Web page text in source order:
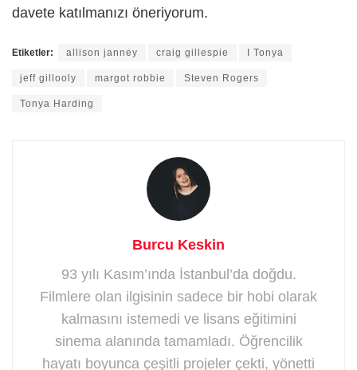
davete katılmanızı öneriyorum.
Etiketler: allison janney craig gillespie I Tonya
jeff gillooly margot robbie Steven Rogers
Tonya Harding
Burcu Keskin
93 yılı Kasım’ında İstanbul’da doğdu.
Filmlere olan ilgisinin sadece bir hobi olarak
kalmasını istemedi ve lisans eğitimini
sinema alanında tamamladı. Öğrencilik
hayatı boyunca çeşitli projeler çekti, yönetti